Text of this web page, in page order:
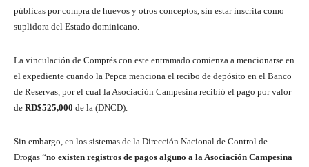
públicas por compra de huevos y otros conceptos, sin estar inscrita como
suplidora del Estado dominicano.
La vinculación de Comprés con este entramado comienza a mencionarse en
el expediente cuando la Pepca menciona el recibo de depósito en el Banco
de Reservas, por el cual la Asociación Campesina recibió el pago por valor
de RD$525,000 de la (DNCD).
Sin embargo, en los sistemas de la Dirección Nacional de Control de
Drogas “no existen registros de pagos alguno a la Asociación Campesina